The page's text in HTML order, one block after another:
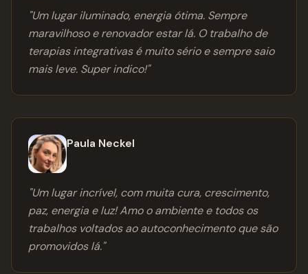
"Um lugar iluminado, energia ótima. Sempre
maravilhoso e renovador estar lá. O trabalho de
terapias integrativas é muito sério e sempre saio
mais leve. Super indico!"
Paula Neckel
"Um lugar incrível, com muita cura, crescimento,
paz, energia e luz! Amo o ambiente e todos os
trabalhos voltados ao autoconhecimento que são
promovidos lá."